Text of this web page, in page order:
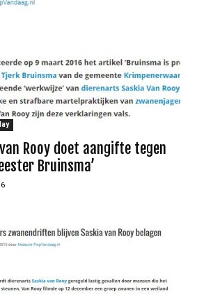
Rooy doet aangifte tegen
Bruinsma’